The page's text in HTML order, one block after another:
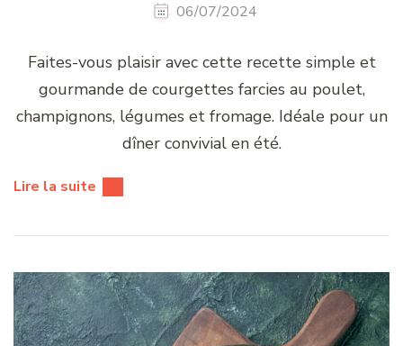
06/07/2024
Faites-vous plaisir avec cette recette simple et
gourmande de courgettes farcies au poulet,
champignons, légumes et fromage. Idéale pour un
dîner convivial en été.
Lire la suite